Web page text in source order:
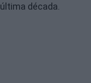
última década.